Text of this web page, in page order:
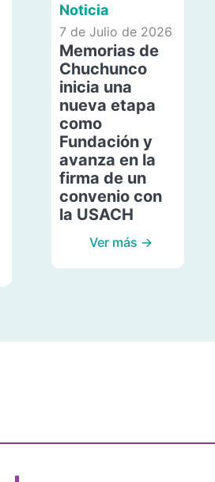
Noticia
7 de Julio de 2026
Memorias de
Chuchunco
inicia una
nueva etapa
como
Fundación y
avanza en la
firma de un
convenio con
la USACH
Ver más →